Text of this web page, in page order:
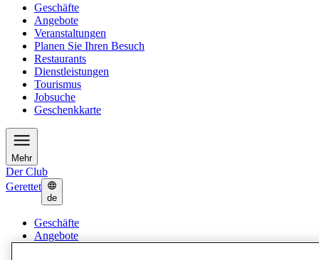
Geschäfte
Angebote
Veranstaltungen
Planen Sie Ihren Besuch
Restaurants
Dienstleistungen
Tourismus
Jobsuche
Geschenkkarte
Mehr
Der Club
Gerettet
de
Geschäfte
Angebote